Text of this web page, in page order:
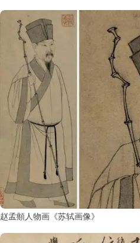
赵孟頫人物画《苏轼画像》